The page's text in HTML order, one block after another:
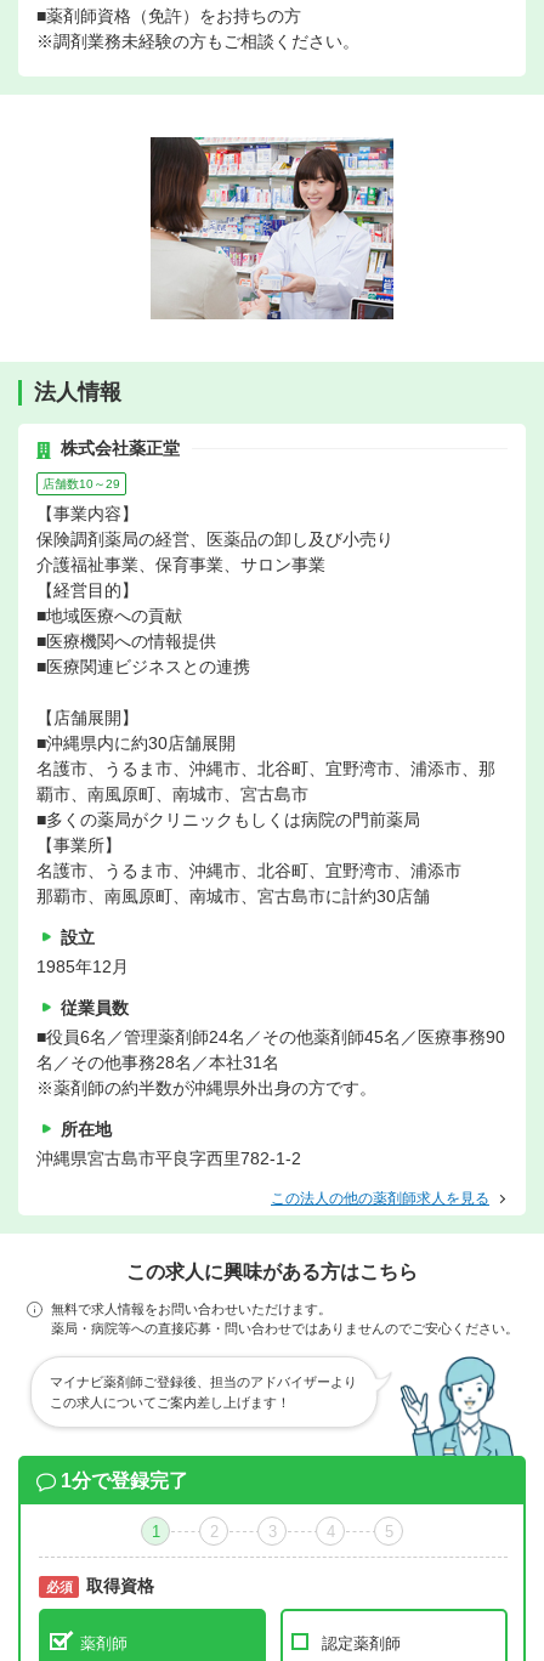
■薬剤師資格（免許）をお持ちの方
※調剤業務未経験の方もご相談ください。
法人情報
株式会社薬正堂
店舗数10～29
【事業内容】
保険調剤薬局の経営、医薬品の卸し及び小売り
介護福祉事業、保育事業、サロン事業
【経営目的】
■地域医療への貢献
■医療機関への情報提供
■医療関連ビジネスとの連携
【店舗展開】
■沖縄県内に約30店舗展開
名護市、うるま市、沖縄市、北谷町、宜野湾市、浦添市、那
覇市、南風原町、南城市、宮古島市
■多くの薬局がクリニックもしくは病院の門前薬局
【事業所】
名護市、うるま市、沖縄市、北谷町、宜野湾市、浦添市
那覇市、南風原町、南城市、宮古島市に計約30店舗
設立
1985年12月
従業員数
■役員6名／管理薬剤師24名／その他薬剤師45名／医療事務90
名／その他事務28名／本社31名
※薬剤師の約半数が沖縄県外出身の方です。
所在地
沖縄県宮古島市平良字西里782-1-2
この法人の他の薬剤師求人を見る
この求人に興味がある方はこちら
無料で求人情報をお問い合わせいただけます。
薬局・病院等への直接応募・問い合わせではありませんのでご安心ください。
マイナビ薬剤師ご登録後、担当のアドバイザーより
この求人についてご案内差し上げます！
1分で登録完了
1 2 3 4 5
必須 取得資格
薬剤師 認定薬剤師